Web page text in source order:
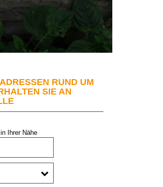
RUND UM
SIE AN
Ihrer Nähe